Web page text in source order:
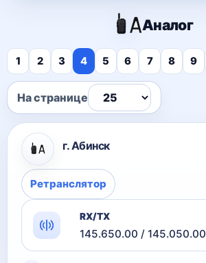
Аналог
1 2 3 4 5 6 7 8 9
На странице
г. Абинск
Ретранслятор
RX/TX
145.650.00 / 145.050.00